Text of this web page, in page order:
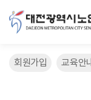
7/21 > 행복식당
회원가입 교육안